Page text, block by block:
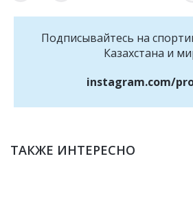
Подписывайтесь на
Казахстана и
instagram.com/
ТАКЖЕ ИНТЕРЕСНО